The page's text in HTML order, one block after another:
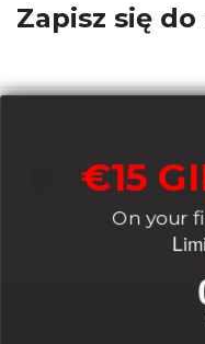
Zapisz się
€15
On your